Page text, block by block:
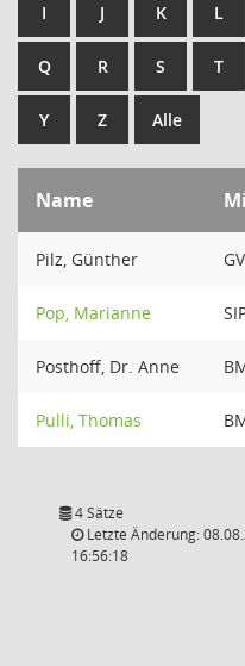
I J K L
Q R S T
Y Z Alle
Name
Pilz, Günther
Pop, Marianne
Posthoff, Dr. Anne
Pulli, Thomas
4 Sätze
Letzte Änderung:
16:56:18